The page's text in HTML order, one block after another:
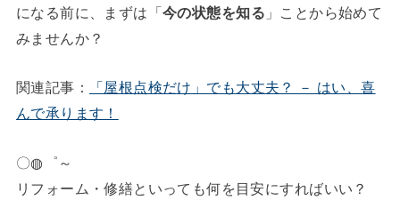
になる前に、まずは「今の状態を知る 」ことから始めて
みませんか？
関連記事：
「屋根点検だけ」でも大丈夫？ － はい、喜
んで承ります！
〇◍゜～
リフォーム・修繕といっても何を目安にすればいい？